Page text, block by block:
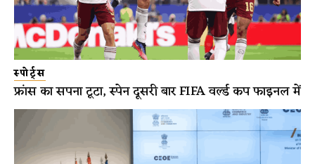
स्पोर्ट्स
फ्रांस का सपना टूटा, स्पेन दूसरी बार FIFA वर्ल्ड कप फाइनल में